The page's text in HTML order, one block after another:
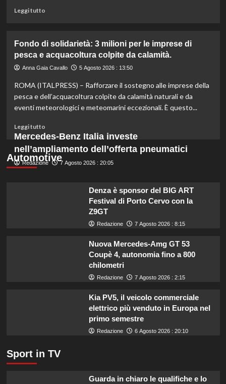
primario.
Leggi tuttoLeggi
Rinfresca
la
tua
il
menù
ideale
caldo
gli
esperti.
Fondo di solidarietà: 3 milioni per le imprese di
pesca e acquacoltura colpite da calamità.
Anna Gaia Cavallo 5 Agosto 2026 : 13:50
ROMA (ITALPRESS) – Rafforzare il sostegno alle imprese della
pesca e dell’acquacoltura colpite da calamità naturali e da
eventi meteorologici e meteomarini eccezionali. È questo...
Leggi tuttoLeggi
di
più
su
Fondo
Automotive
Mercedes-Benz Italia investe
nell’ampliamento dell’offerta pneumatici
Redazione 7 Agosto 2026 : 20:05
Denza è sponsor del BIG ART
Festival di Porto Cervo con la
Z9GT
Redazione 7 Agosto 2026 : 8:15
Nuova Mercedes-Amg GT 53
Coupè 4, autonomia fino a 800
chilometri
Redazione 7 Agosto 2026 : 2:15
Kia PV5, il veicolo commerciale
elettrico più venduto in Europa nel
primo semestre
Redazione 6 Agosto 2026 : 20:10
Sport in TV
Guarda in chiaro le qualifiche e lo